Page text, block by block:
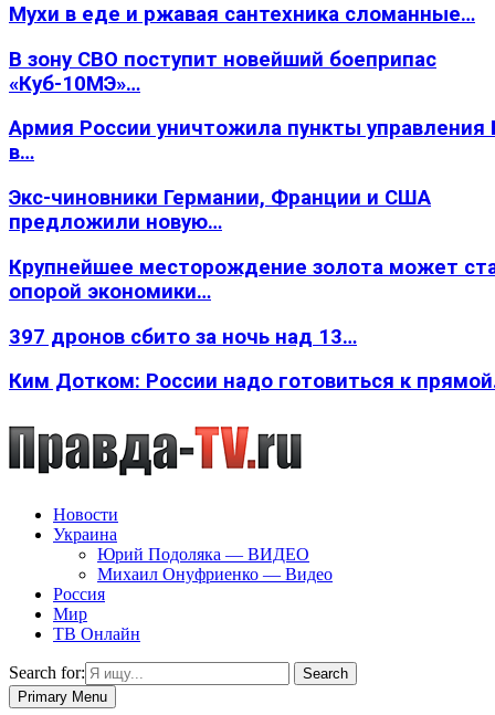
Мухи в еде и ржавая сантехника сломанные…
В зону СВО поступит новейший боеприпас
«Куб-10МЭ»…
Армия России уничтожила пункты
в…
Экс-чиновники Германии, Франции и США
предложили новую…
Крупнейшее месторождение золота может
опорой экономики…
397 дронов сбито за ночь над 13…
Ким Дотком: России надо готовиться к
Новости
Украина
Юрий Подоляка — ВИДЕО
Михаил Онуфриенко — Видео
Россия
Мир
ТВ Онлайн
Search for:
Search
Primary Menu